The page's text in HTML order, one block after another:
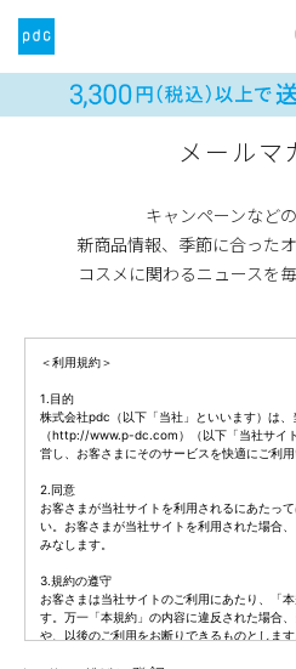
メールマ
キャンペーンなど
新商品情報、季節に合った
コスメに関わるニュースを